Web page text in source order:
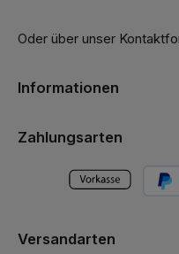
Oder über unser
Informationen
Zahlungsarten
Versandarten